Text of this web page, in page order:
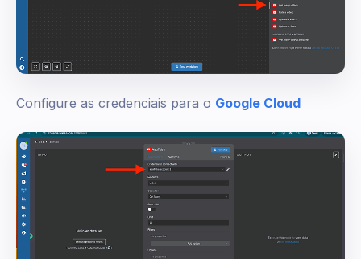
Configure as credenciais para o Google Cloud